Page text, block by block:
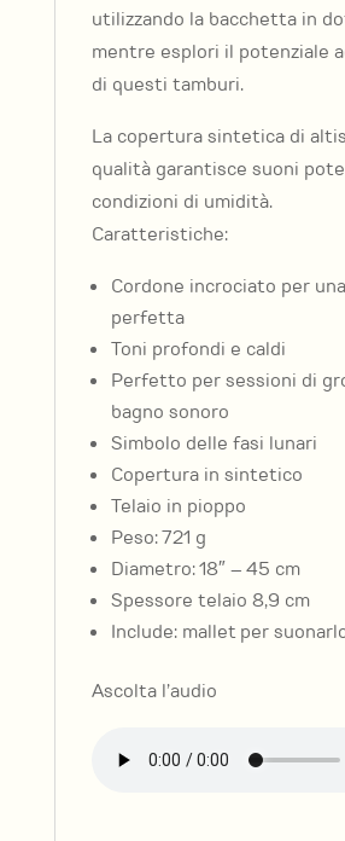
utilizzando la bacchetta in
mentre esplori il potenziale
di questi tamburi.
La copertura sintetica di
qualità garantisce suoni
condizioni di umidità.
Caratteristiche:
Cordone incrociato per
perfetta
Toni profondi e caldi
Perfetto per sessioni di
bagno sonoro
Simbolo delle fasi lunari
Copertura in sintetico
Telaio in pioppo
Peso:721 g
Diametro:18″ – 45 cm
Spessore telaio 8,9 cm
Include: mallet per
Ascolta l’audio